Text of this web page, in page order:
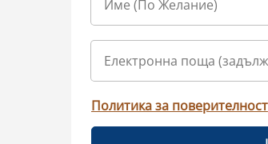
Политика за поверителност